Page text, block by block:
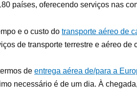
países, oferecendo serviços nas
e o custo do transporte aéreo de
de transporte terrestre e aéreo de
de entrega aérea de/para a
necessário é de um dia. À